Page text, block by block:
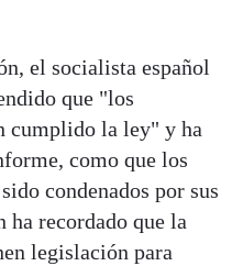
el socialista español
que "los
cumplido la ley" y ha
como que los
condenados por sus
ha recordado que la
legislación para